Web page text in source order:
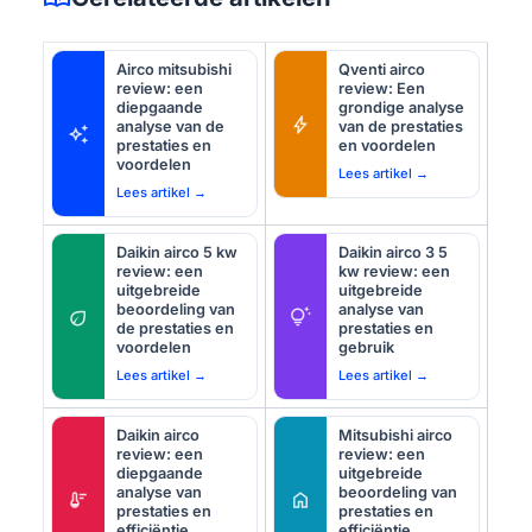
auto_awesome
Airco mitsubishi
review: een
diepgaande
analyse van de
prestaties en
voordelen
Lees artikel →
bolt
Qventi airco
review: Een
grondige analyse
van de prestaties
en voordelen
Lees artikel →
eco
Daikin airco 5 kw
review: een
uitgebreide
beoordeling van
de prestaties en
voordelen
Lees artikel →
tips_and_updates
Daikin airco 3 5
kw review: een
uitgebreide
analyse van
prestaties en
gebruik
Lees artikel →
thermostat
Daikin airco
review: een
diepgaande
analyse van
prestaties en
home
Mitsubishi airco
review: een
uitgebreide
beoordeling van
prestaties en